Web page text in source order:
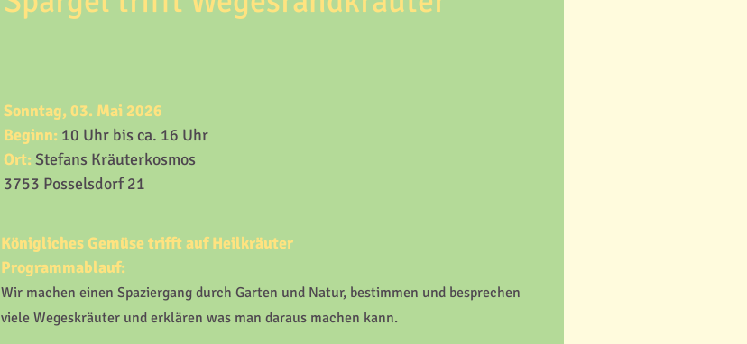
Sonntag, 03. Mai 2026
Beginn: 10 Uhr bis ca. 16 Uhr
Ort: Stefans Kräuterkosmos
3753 Posselsdorf 21
Königliches Gemüse trifft auf Heilkräuter
Programmablauf:
Wir machen einen Spaziergang durch Garten und Natur, bestimmen und besprechen
viele Wegeskräuter und erklären was man daraus machen kann.